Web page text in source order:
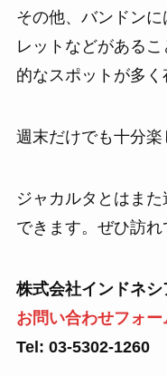
その他、バンドン
レットなどがある
的なスポットが多く
週末だけでも十分楽
ジャカルタとはま
できます。ぜひ訪
株式会社インドネ
お問い合わせフォー
Tel: 03-5302-1260